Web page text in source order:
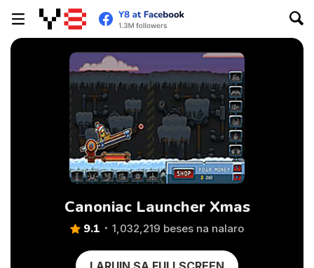
Canoniac Launcher Xmas
9.1 1,032,219 beses na nalaro